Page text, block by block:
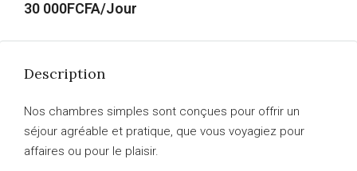
30 000FCFA/Jour
Description
Nos chambres simples sont conçues pour offrir un
séjour agréable et pratique, que vous voyagiez pour
affaires ou pour le plaisir.